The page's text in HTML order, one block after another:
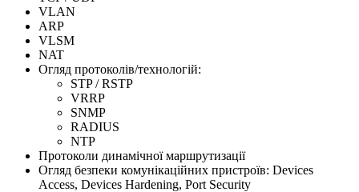
VLAN
ARP
VLSM
NAT
Огляд протоколів/технологій:
STP / RSTP
VRRP
SNMP
RADIUS
NTP
Протоколи динамічної маршрутизації
Огляд безпеки комунікаційних пристроїв: Devices
Access, Devices Hardening, Port Security